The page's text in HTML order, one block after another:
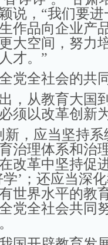
说，“我们要
作品向企业产
大空间，努力
才。”
全社会的共
从教育大国
须以改革创新
，应当坚持系
治理体系和治
改革中坚持促
’；还应当深
世界水平的教
党全社会共同